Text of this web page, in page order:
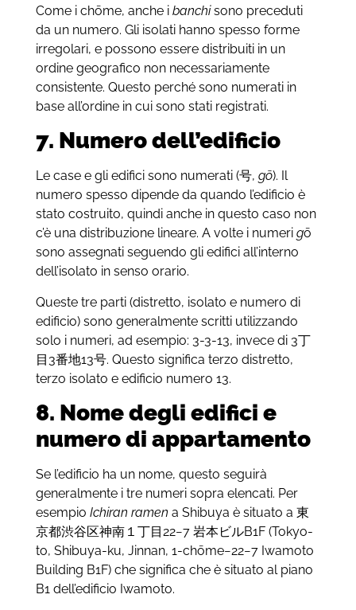
Come i chōme, anche i banchisono preceduti
da un numero. Gli isolati hanno spesso forme
irregolari, e possono essere distribuiti in un
ordine geografico non necessariamente
consistente. Questo perché sono numerati in
base all’ordine in cui sono stati registrati.
7. Numero dell’edificio
Le case e gli edifici sono numerati (号, gō). Il
numero spesso dipende da quando l’edificio è
stato costruito, quindi anche in questo caso non
c’è una distribuzione lineare. A volte i numeri gō
sono assegnati seguendo gli edifici all’interno
dell’isolato in senso orario.
Queste tre parti (distretto, isolato e numero di
edificio) sono generalmente scritti utilizzando
solo i numeri, ad esempio: 3-3-13, invece di 3丁
目 3番地13号. Questo significa terzo distretto,
terzo isolato e edificio numero 13.
8. Nome degli edifici e
numero di appartamento
Se l’edificio ha un nome, questo seguirà
generalmente i tre numeri sopra elencati. Per
esempio Ichiran ramen a Shibuya è situato a 東
京都渋谷区神南１丁目22−7 岩本ビルB1F (Tokyo-
to, Shibuya-ku, Jinnan, 1-chōme−22−7 Iwamoto
Building B1F) che significa che è situato al piano
B1 dell’edificio Iwamoto.